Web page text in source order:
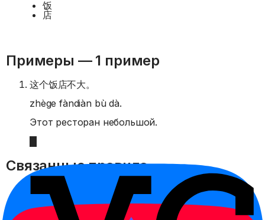
饭
店
Примеры — 1 пример
这个饭店不大。
zhège fàndiàn bù dà.
Этот ресторан небольшой.
Связанные правила
从